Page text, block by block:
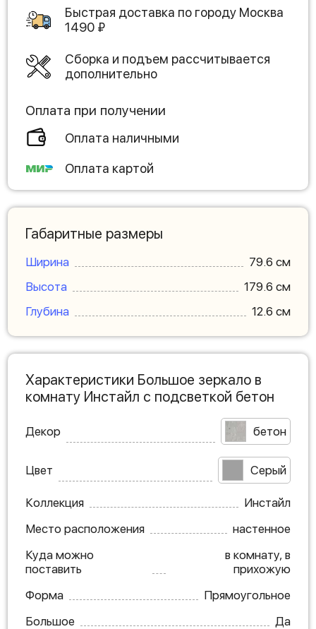
Быстрая доставка по городу Москва
1490 ₽
Сборка и подъем рассчитывается
дополнительно
Оплата при получении
Оплата наличными
Оплата картой
Габаритные размеры
Ширина
79.6 см
Высота
179.6 см
Глубина
12.6 см
Характеристики Большое зеркало в
комнату Инстайл с подсветкой бетон
Декор бетон
Цвет Серый
Коллекция
Инстайл
Место расположения
настенное
Куда можно
поставить
в комнату, в
прихожую
Форма
Прямоугольное
Большое
Да